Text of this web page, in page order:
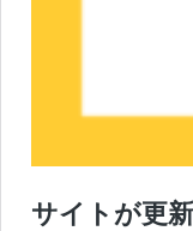
サイトが更